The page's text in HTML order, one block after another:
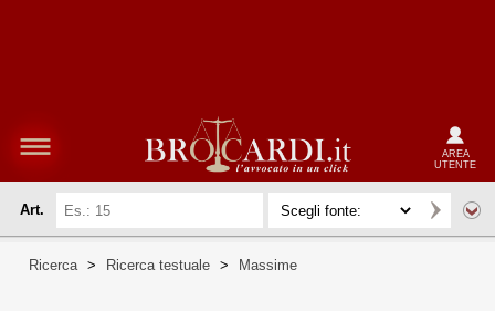
AREA
UTENTE
Art.
Ricerca > Ricerca testuale > Massime